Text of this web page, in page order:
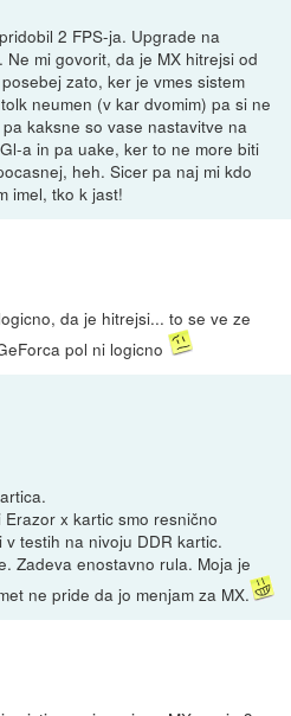
2 FPS-ja. Upgrade na
mi govorit, da je MX hitrejsi od
zato, ker je vmes sistem
neumen (v kar dvomim) pa si ne
kaksne so vase nastavitve na
a in pa uake, ker to ne more biti
heh. Sicer pa naj mi kdo
imel, tko k jast!
da je hitrejsi... to se ve ze
pol ni logicno
x kartic smo resnično
testih na nivoju DDR kartic.
Zadeva enostavno rula. Moja je
ne pride da jo menjam za MX.